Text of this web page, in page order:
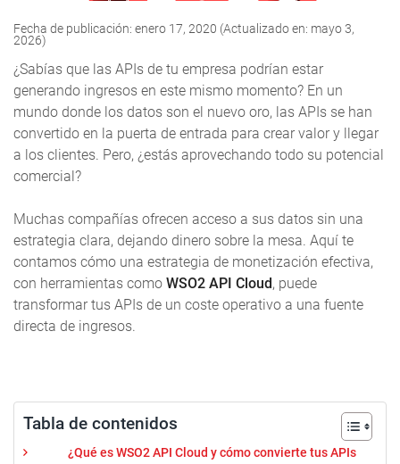
Fecha de publicación: enero 17, 2020 (Actualizado en: mayo 3,
2026)
¿Sabías que las APIs de tu empresa podrían estar
generando ingresos en este mismo momento? En un
mundo donde los datos son el nuevo oro, las APIs se han
convertido en la puerta de entrada para crear valor y llegar
a los clientes. Pero, ¿estás aprovechando todo su potencial
comercial?
Muchas compañías ofrecen acceso a sus datos sin una
estrategia clara, dejando dinero sobre la mesa. Aquí te
contamos cómo una estrategia de monetización efectiva,
con herramientas como WSO2 API Cloud, puede
transformar tus APIs de un coste operativo a una fuente
directa de ingresos.
Tabla de contenidos
¿Qué es WSO2 API Cloud y cómo convierte tus APIs